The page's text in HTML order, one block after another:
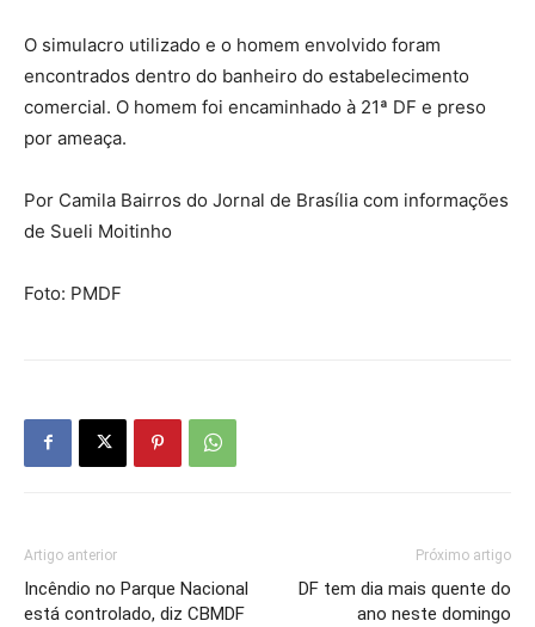
O simulacro utilizado e o homem envolvido foram
encontrados dentro do banheiro do estabelecimento
comercial. O homem foi encaminhado à 21ª DF e preso
por ameaça.
Por Camila Bairros do Jornal de Brasília com informações
de Sueli Moitinho
Foto: PMDF
Artigo anterior
Incêndio no Parque Nacional
está controlado, diz CBMDF
Próximo artigo
DF tem dia mais quente do
ano neste domingo